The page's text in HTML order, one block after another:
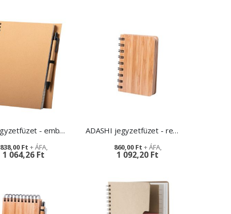
SALIX jegyzetfüzet - emblémázással
1 064,26 Ft
838,00 Ft
ADASHI jegyzetfüzet - reklámajándék
1 092,20 Ft
860,00 Ft